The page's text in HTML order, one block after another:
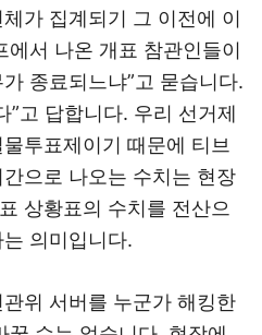
가 집계되기 그 이전에 이
서 나온 개표 참관인들이
종료되느냐”고 묻습니다.
”고 답합니다. 우리 선거제
투표제이기 때문에 티브
으로 나오는 수치는 현장
상황표의 수치를 전산으
의미입니다.
위 서버를 누군가 해킹한